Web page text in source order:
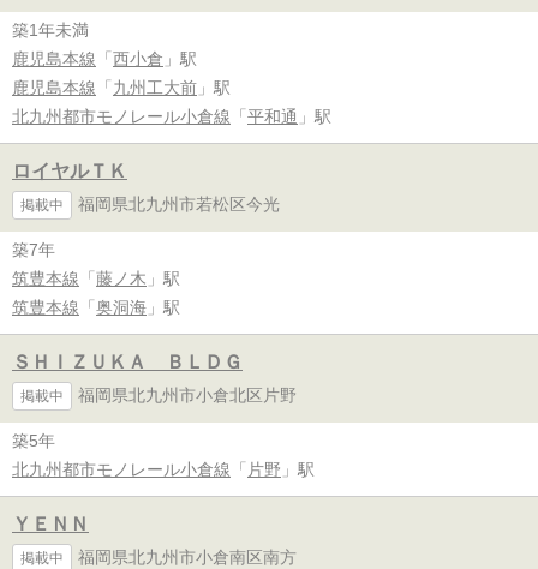
築1年未満
鹿児島本線 「 西小倉 」駅
鹿児島本線 「 九州工大前 」駅
北九州都市モノレール小倉線 「 平和通 」駅
ロイヤルＴＫ
掲載中 福岡県北九州市若松区今光
築7年
筑豊本線 「 藤ノ木 」駅
筑豊本線 「 奥洞海 」駅
ＳＨＩＺＵＫＡ ＢＬＤＧ
掲載中 福岡県北九州市小倉北区片野
築5年
北九州都市モノレール小倉線 「 片野 」駅
ＹＥＮＮ
掲載中 福岡県北九州市小倉南区南方